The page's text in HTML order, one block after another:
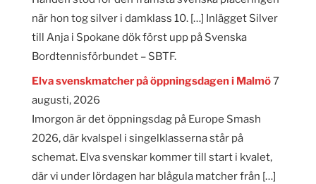
när hon tog silver i damklass 10. […] Inlägget Silver
till Anja i Spokane dök först upp på Svenska
Bordtennisförbundet – SBTF.
Elva svenskmatcher på öppningsdagen i Malmö7
augusti, 2026
Imorgon är det öppningsdag på Europe Smash
2026, där kvalspel i singelklasserna står på
schemat. Elva svenskar kommer till start i kvalet,
där vi under lördagen har blågula matcher från […]